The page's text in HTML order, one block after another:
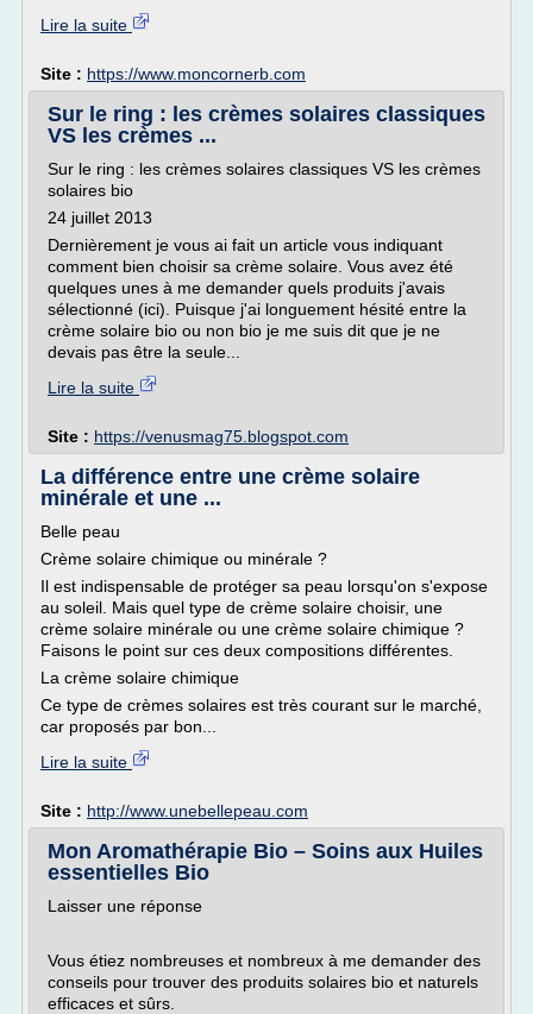
Lire la suite
Site : https://www.moncornerb.com
Sur le ring : les crèmes solaires classiques
VS les crèmes ...
Sur le ring : les crèmes solaires classiques VS les crèmes
solaires bio
24 juillet 2013
Dernièrement je vous ai fait un article vous indiquant
comment bien choisir sa crème solaire. Vous avez été
quelques unes à me demander quels produits j'avais
sélectionné (ici). Puisque j'ai longuement hésité entre la
crème solaire bio ou non bio je me suis dit que je ne
devais pas être la seule...
Lire la suite
Site : https://venusmag75.blogspot.com
La différence entre une crème solaire
minérale et une ...
Belle peau
Crème solaire chimique ou minérale ?
Il est indispensable de protéger sa peau lorsqu'on s'expose
au soleil. Mais quel type de crème solaire choisir, une
crème solaire minérale ou une crème solaire chimique ?
Faisons le point sur ces deux compositions différentes.
La crème solaire chimique
Ce type de crèmes solaires est très courant sur le marché,
car proposés par bon...
Lire la suite
Site : http://www.unebellepeau.com
Mon Aromathérapie Bio – Soins aux Huiles
essentielles Bio
Laisser une réponse
Vous étiez nombreuses et nombreux à me demander des
conseils pour trouver des produits solaires bio et naturels
efficaces et sûrs.